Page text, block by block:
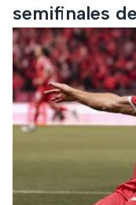
semifinales